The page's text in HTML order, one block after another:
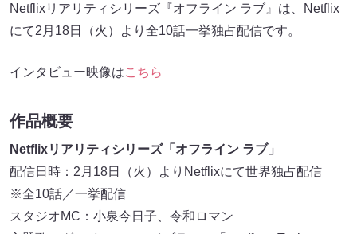
Netflixリアリティシリーズ『オフライン ラブ』は、Netflix
にて2月18日（火）より全10話一挙独占配信です。
インタビュー映像はこちら
作品概要
Netflixリアリティシリーズ「オフライン ラブ」
配信日時：2月18日（火）よりNetflixにて世界独占配信
※全10話／一挙配信
スタジオMC：小泉今日子、令和ロマン